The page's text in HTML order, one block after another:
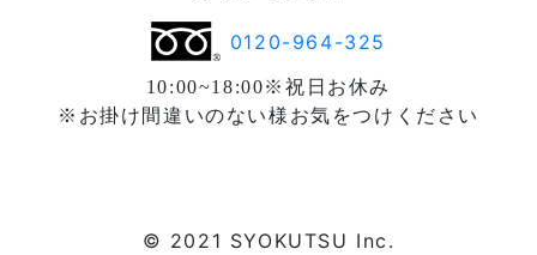
0120-964-325
10:00~18:00※祝日お休み
※お掛け間違いのない様お気をつけください
© 2021 SYOKUTSU Inc.